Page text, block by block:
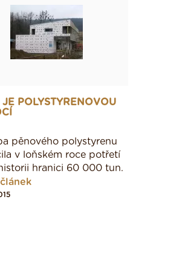
JE POLYSTYRENOVOU
pěnového polystyrenu
v loňském roce potřetí
hranici 60 000 tun.